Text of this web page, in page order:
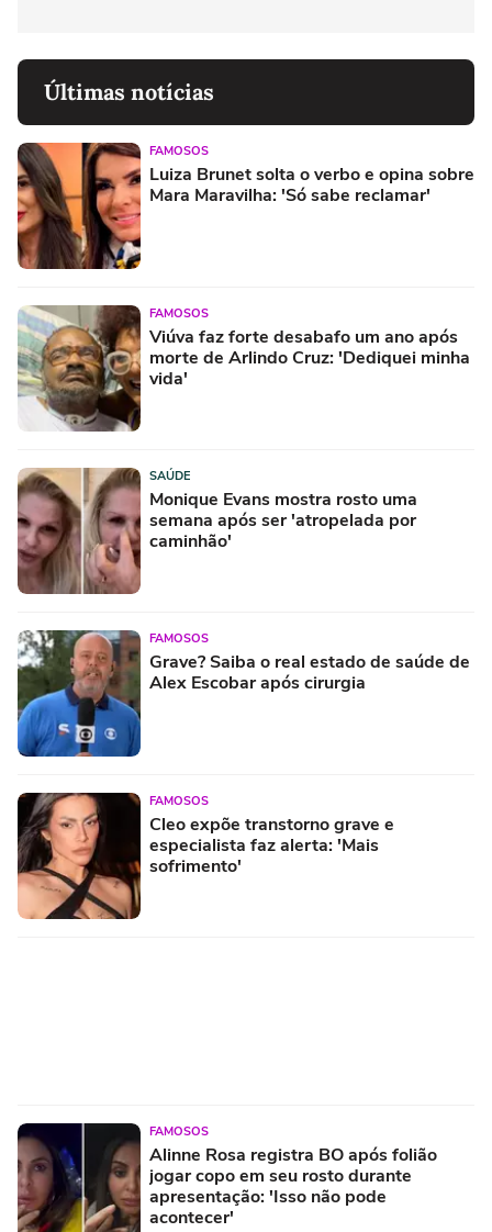
Últimas notícias
FAMOSOS
Luiza Brunet solta o verbo e opina sobre
Mara Maravilha: 'Só sabe reclamar'
FAMOSOS
Viúva faz forte desabafo um ano após
morte de Arlindo Cruz: 'Dediquei minha
vida'
SAÚDE
Monique Evans mostra rosto uma
semana após ser 'atropelada por
caminhão'
FAMOSOS
Grave? Saiba o real estado de saúde de
Alex Escobar após cirurgia
FAMOSOS
Cleo expõe transtorno grave e
especialista faz alerta: 'Mais
sofrimento'
FAMOSOS
Alinne Rosa registra BO após folião
jogar copo em seu rosto durante
apresentação: 'Isso não pode
acontecer'